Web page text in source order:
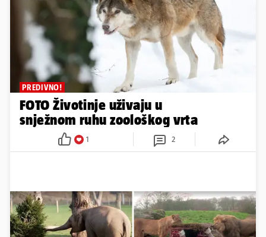
PREDIVNO!
FOTO Životinje uživaju u
snježnom ruhu zoološkog vrta
1 2